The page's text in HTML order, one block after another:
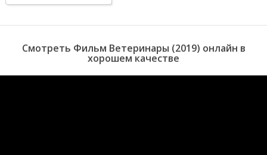
Смотреть Фильм Ветеринары (2019) онлайн в
хорошем качестве